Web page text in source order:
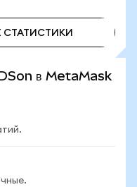
СТАТИСТИКИ
в MetaMask